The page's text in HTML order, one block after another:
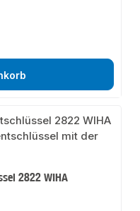
2822 WIHA